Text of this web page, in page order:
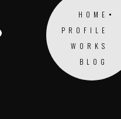
HOME
PROFILE
WORKS
BLOG